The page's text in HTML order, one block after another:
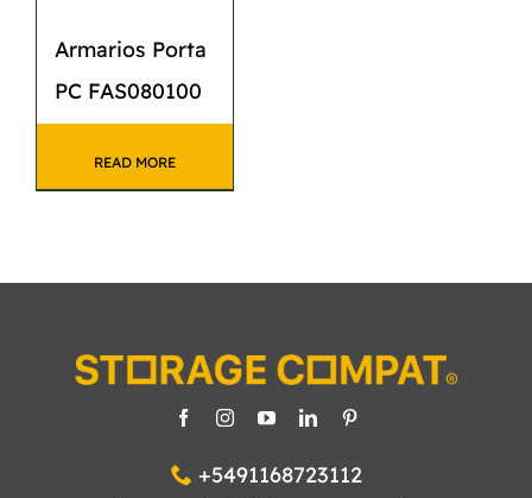
Armarios Porta
PC FAS080100
READ MORE
+5491168723112